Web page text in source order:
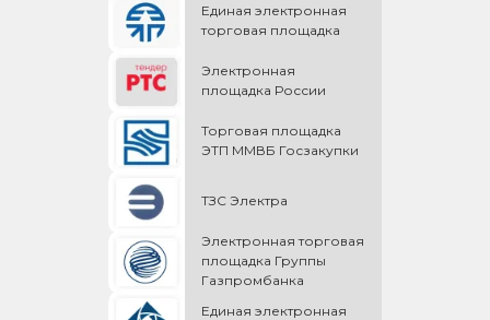
Единая электронная
торговая площадка
Электронная
площадка России
Торговая площадка
ЭТП ММВБ Госзакупки
ТЗС Электра
Электронная торговая
площадка Группы
Газпромбанка
Единая электронная